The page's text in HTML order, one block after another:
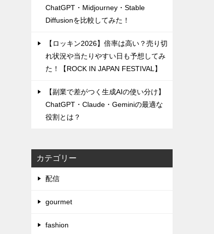
ChatGPT・Midjourney・Stable
Diffusionを比較してみた！
【ロッキン2026】倍率は高い？売り切
れ状況や当たりやすい日も予想してみ
た！【ROCK IN JAPAN FESTIVAL】
【副業で差がつく生成AIの使い分け】
ChatGPT・Claude・Geminiの最適な
役割とは？
カテゴリー
配信
gourmet
fashion